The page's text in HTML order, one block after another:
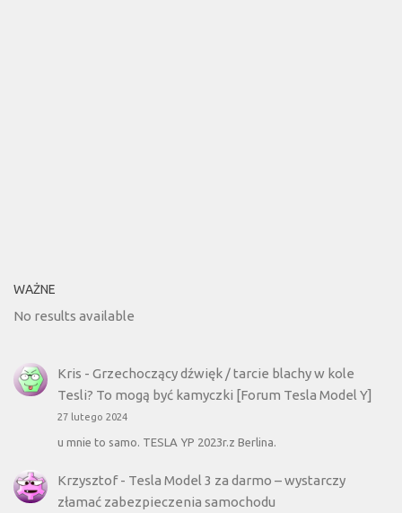
WAŻNE
No results available
Kris - Grzechoczący dźwięk / tarcie blachy w kole
Tesli? To mogą być kamyczki [Forum Tesla Model Y]
27 lutego 2024
u mnie to samo. TESLA YP 2023r.z Berlina.
Krzysztof- Tesla Model 3 za darmo – wystarczy
złamać zabezpieczenia samochodu